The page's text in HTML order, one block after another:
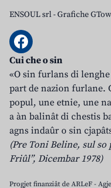
ENSOUL srl-Grafiche
Cui che o sin
«O sin furlans di
part de nazion furlane.
popul, une etnie, une
a àn balinât di chestis
agns indaûr o sin
(Pre Toni Beline, sul
Friûl”, Dicembar 1978)
Progjet finanziât de ARLeF -